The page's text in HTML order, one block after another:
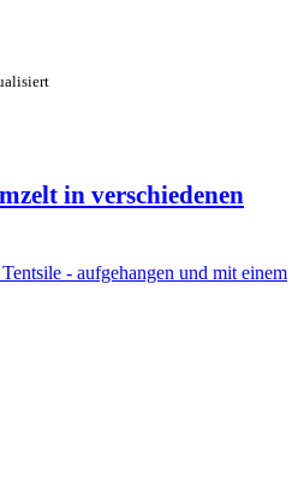
in verschiedenen